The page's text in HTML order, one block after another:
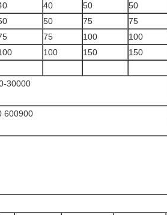
50
50
40
75
75
50
100
100
75
150
150
100
30000
600900 1200